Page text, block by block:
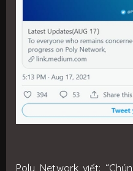
Poly Network viết: